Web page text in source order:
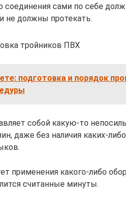
соединения сами по себе
не должны протекать.
тройников ПВХ
подготовка и порядок
собой какую-то
даже без наличия каких-
применения какого-либо
считанные минуты.